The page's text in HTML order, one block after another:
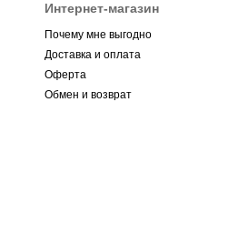
Интернет-магазин
Почему мне выгодно
Доставка и оплата
Оферта
Обмен и возврат